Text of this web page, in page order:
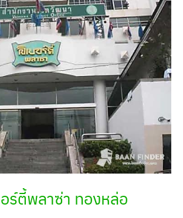
ร์ตี้พลาซ่า ทองหล่อ